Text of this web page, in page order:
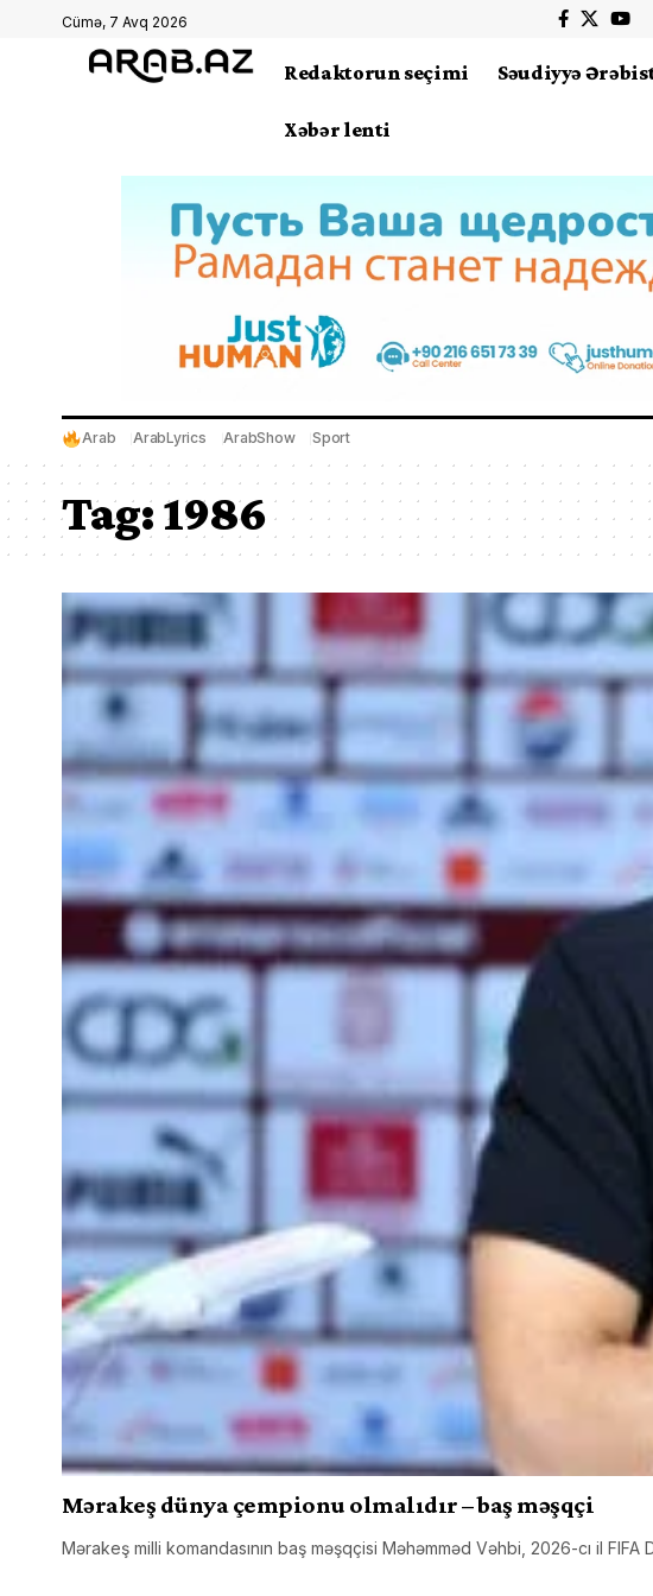
Cümə, 7 Avq 2026
Redaktorun seçimi Səudiyyə
Xəbər lenti
Arab ArabLyrics ArabShow Sport
Tag:1986
Mərakeş dünya çempionu olmalıdır – baş məşqçi
Mərakeş milli komandasının baş məşqçisi Məhəmməd Vəhbi, 2026-cı il